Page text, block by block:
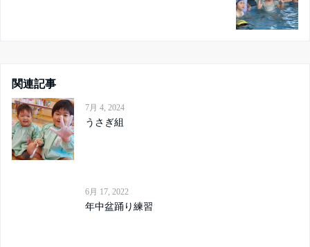
関連記事
7月 4, 2024
うさぎ組
6月 17, 2022
年中盆踊り練習